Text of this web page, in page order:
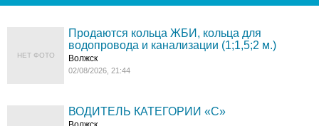
НЕТ ФОТО
Продаются кольца ЖБИ, кольца для
водопровода и канализации (1;1,5;2 м.)
Волжск
02/08/2026, 21:44
ВОДИТЕЛЬ КАТЕГОРИИ «C»